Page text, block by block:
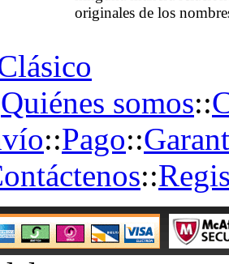
originales de los
Quiénes somos::
::Pago::
::